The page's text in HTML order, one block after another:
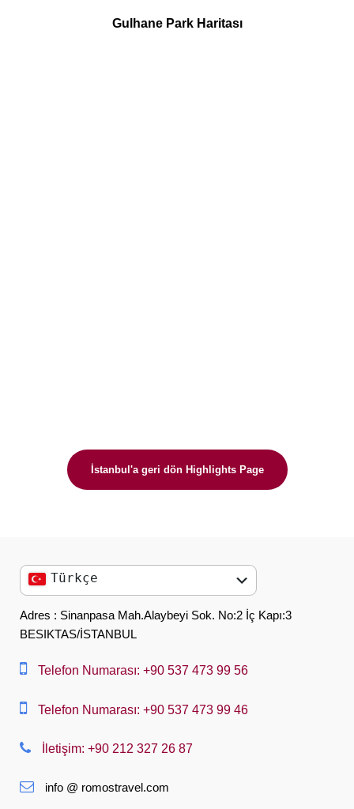
Gulhane Park Haritası
İstanbul'a geri dön Highlights Page
Türkçe
English
العربية
中文
Slovenská
Suomi
Adres : Sinanpasa Mah.Alaybeyi Sok. No:2 İç Kapı:3
BESIKTAS/İSTANBUL
Telefon Numarası: +90 537 473 99 56
Telefon Numarası: +90 537 473 99 46
İletişim: +90 212 327 26 87
info @ romostravel.com